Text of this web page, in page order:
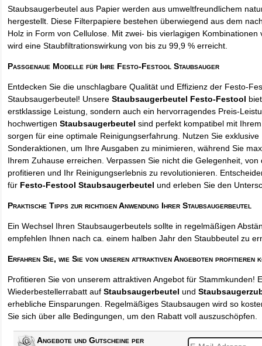
Staubsaugerbeutel aus Papier werden aus umweltfreundlichem
hergestellt. Diese Filterpapiere bestehen überwiegend aus dem
Holz in Form von Cellulose. Mit zwei- bis vierlagigen Kombinationen
wird eine Staubfiltrationswirkung von bis zu 99,9 % erreicht.
Passgenaue Modelle für Ihre Festo-Festool Staubsauger
Entdecken Sie die unschlagbare Qualität und Effizienz der Festo-
Staubsaugerbeutel! UnsereStaubsaugerbeutel Festo-Festool
erstklassige Leistung, sondern auch ein hervorragendes Preis-
hochwertigenStaubsaugerbeutel sind perfekt kompatibel mit
sorgen für eine optimale Reinigungserfahrung. Nutzen Sie exklusive
Sonderaktionen, um Ihre Ausgaben zu minimieren, während Sie
Ihrem Zuhause erreichen. Verpassen Sie nicht die Gelegenheit, von
profitieren und Ihr Reinigungserlebnis zu revolutionieren.
für Festo-Festool Staubsaugerbeutel und erleben Sie den
Praktische Tipps zur richtigen Anwendung Ihrer Staubsaugerbeutel
Ein Wechsel Ihren Staubsaugerbeutels sollte in regelmäßigen
empfehlen Ihnen nach ca. einem halben Jahr den Staubbeutel zu
Erfahren Sie, wie Sie von unseren attraktiven Angeboten profitieren
Profitieren Sie von unserem attraktiven Angebot für Stammkunden!
Wiederbestellerrabatt aufStaubsaugerbeutel und
erhebliche Einsparungen. Regelmäßiges Staubsaugen wird so
Sie sich über alle Bedingungen, um den Rabatt voll auszuschöpfen.
Angebote und Gutscheine per